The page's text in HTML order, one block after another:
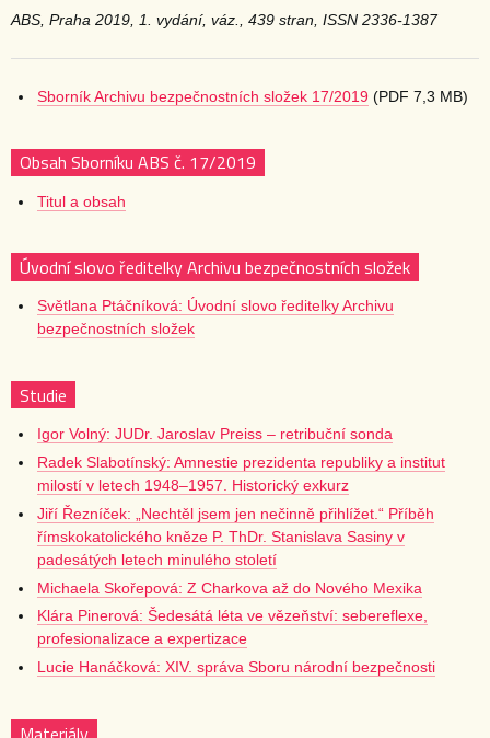
ABS, Praha 2019, 1. vydání, váz., 439 stran, ISSN 2336-1387
Sborník Archivu bezpečnostních složek 17/2019(PDF 7,3 MB)
Obsah Sborníku ABS č. 17/2019
Titul a obsah
Úvodní slovo ředitelky Archivu bezpečnostních složek
Světlana Ptáčníková: Úvodní slovo ředitelky Archivu
bezpečnostních složek
Studie
Igor Volný: JUDr. Jaroslav Preiss – retribuční sonda
Radek Slabotínský: Amnestie prezidenta republiky a institut
milostí v letech 1948–1957. Historický exkurz
Jiří Řezníček: „Nechtěl jsem jen nečinně přihlížet.“ Příběh
římskokatolického kněze P. ThDr. Stanislava Sasiny v
padesátých letech minulého století
Michaela Skořepová: Z Charkova až do Nového Mexika
Klára Pinerová: Šedesátá léta ve vězeňství: sebereflexe,
profesionalizace a expertizace
Lucie Hanáčková: XIV. správa Sboru národní bezpečnosti